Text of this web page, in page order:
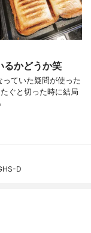
るかどうか笑
ていた疑問が使った
ぐと切った時に結局
D